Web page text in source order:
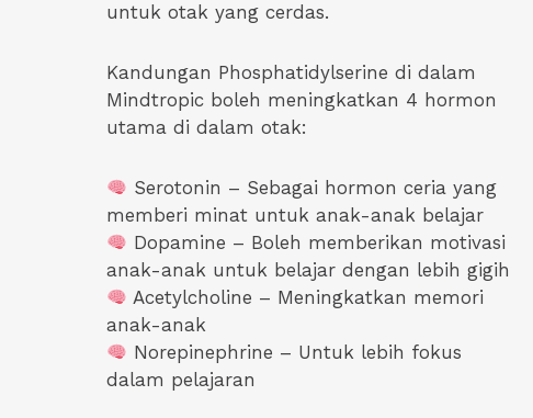
untuk otak yang cerdas.
Kandungan Phosphatidylserine di dalam
Mindtropic boleh meningkatkan 4 hormon
utama di dalam otak:
Serotonin – Sebagai hormon ceria yang
memberi minat untuk anak-anak belajar
Dopamine – Boleh memberikan motivasi
anak-anak untuk belajar dengan lebih gigih
Acetylcholine – Meningkatkan memori
anak-anak
Norepinephrine – Untuk lebih fokus
dalam pelajaran